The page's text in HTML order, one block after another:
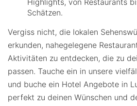
Schätzen.
Vergiss nicht, die lokalen
erkunden, nahegelegene
Aktivitäten zu entdecken, die zu
passen. Tauche ein in unsere
und buche ein Hotel Angebote in
perfekt zu deinen Wünschen und